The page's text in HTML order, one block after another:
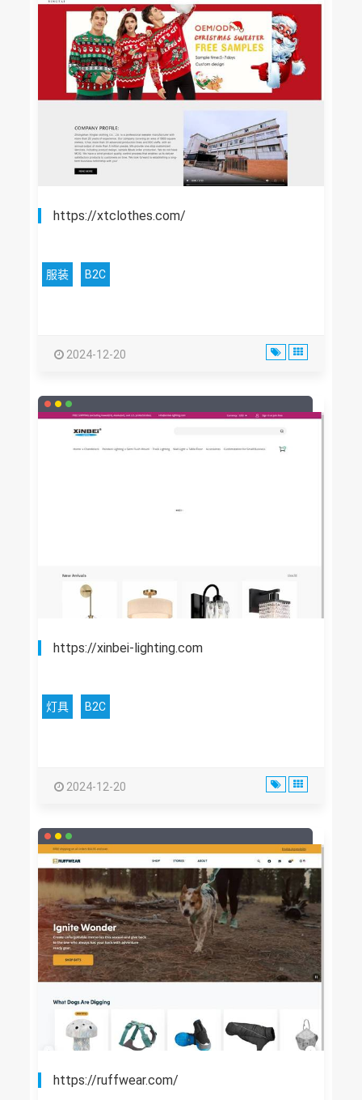
https://xtclothes.com/
服装 B2C
2024-12-20
https://xinbei-lighting.com
灯具 B2C
2024-12-20
https://ruffwear.com/